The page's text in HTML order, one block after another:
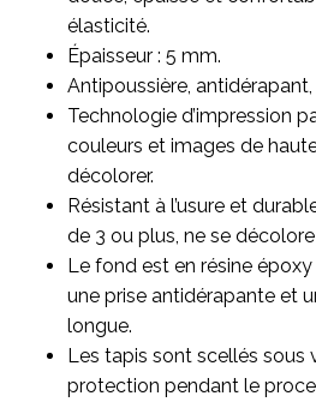
élasticité.
Épaisseur : 5 mm.
Antipoussière, antidérapant,
Technologie d’impression
couleurs et images de
décolorer.
Résistant à l’usure et
de 3 ou plus, ne se
Le fond est en résine
une prise antidérapante et
longue.
Les tapis sont scellés sous
protection pendant le